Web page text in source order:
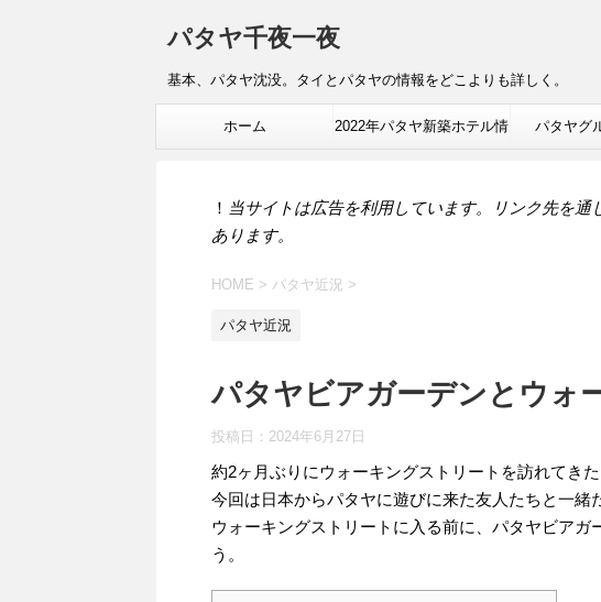
パタヤ千夜一夜
基本、パタヤ沈没。タイとパタヤの情報をどこよりも詳しく。
ホーム 2022年パタヤ新築ホテル情 パタヤグ
！ 当サイトは広告を利用しています。リンク先を
あります。
HOME > パタヤ近況 >
パタヤ近況
パタヤビアガーデンとウォ
投稿日： 2024年6月27日
約2ヶ月ぶりにウォーキングストリートを訪れてきた
今回は日本からパタヤに遊びに来た友人たちと一緒
ウォーキングストリートに入る前に、パタヤビアガ
う。